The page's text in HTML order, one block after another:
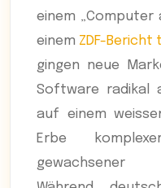
einem „Computer
einem ZDF-
gingen neue
Software radikal
auf einem
Erbe
gewachsener